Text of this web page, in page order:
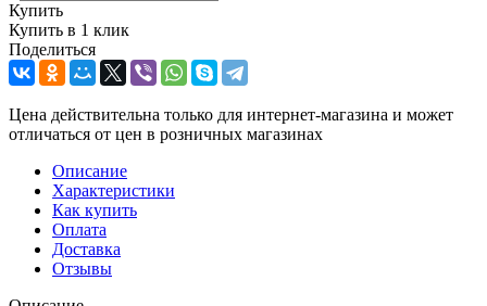
Купить
Купить в 1 клик
Поделиться
Цена действительна только для интернет-магазина и может
отличаться от цен в розничных магазинах
Описание
Характеристики
Как купить
Оплата
Доставка
Отзывы